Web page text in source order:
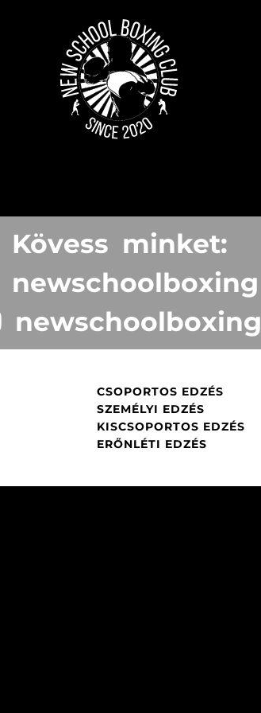
Kövess minket:
newschoolboxing
newschoolboxing
CSOPORTOS EDZÉS
SZEMÉLYI EDZÉS
KISCSOPORTOS EDZÉS
ERŐNLÉTI EDZÉS